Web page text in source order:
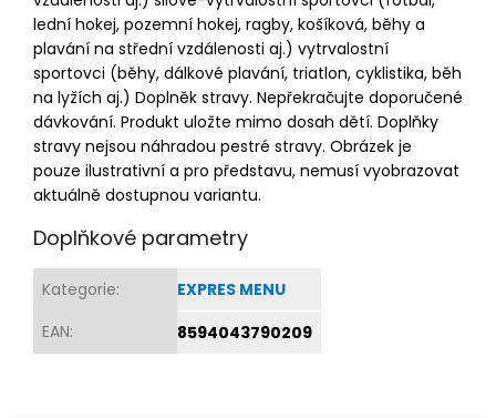
lední hokej, pozemní hokej, ragby, košíková, běhy a
plavání na střední vzdálenosti aj.) vytrvalostní
sportovci (běhy, dálkové plavání, triatlon, cyklistika, běh
na lyžích aj.) Doplněk stravy. Nepřekračujte doporučené
dávkování. Produkt uložte mimo dosah dětí. Doplňky
stravy nejsou náhradou pestré stravy. Obrázek je
pouze ilustrativní a pro představu, nemusí vyobrazovat
aktuálně dostupnou variantu.
Doplňkové parametry
Kategorie:
EXPRES MENU
EAN: 8594043790209